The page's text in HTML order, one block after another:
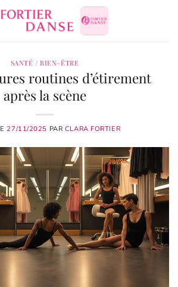
SANTÉ / BIEN-ÊTRE
routines d’étirement
après la scène
27/11/2025 PAR CLARA FORTIER